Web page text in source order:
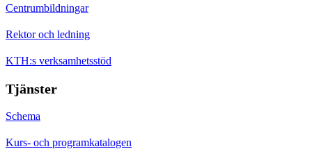
Centrumbildningar
Rektor och ledning
KTH:s verksamhetsstöd
Tjänster
Schema
Kurs- och programkatalogen